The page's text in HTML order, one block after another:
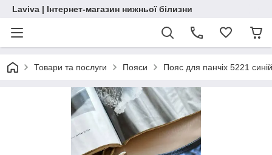
Laviva | Інтернет-магазин нижньої білизни
Товари та послуги Пояси Пояс для панчіх 5221 синій